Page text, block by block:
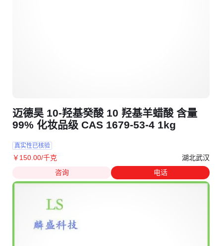
迈德昊 10-羟基癸酸 10 羟基羊蜡酸 含量
99% 化妆品级 CAS 1679-53-4 1kg
真实性已核验
￥ 150.00/千克
湖北武汉
咨询
电话